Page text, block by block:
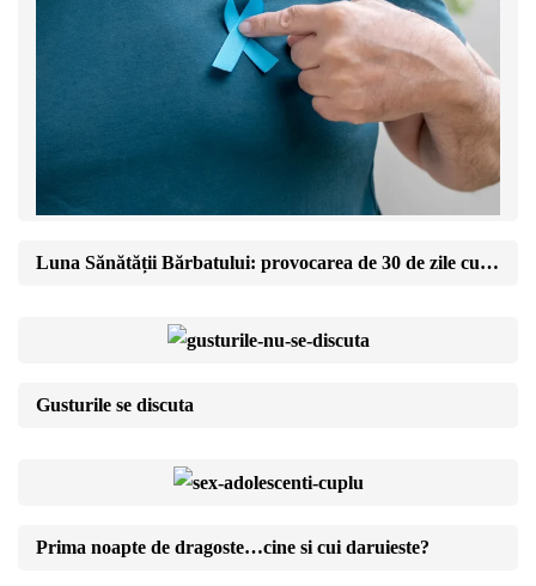
Luna Sănătății Bărbatului: provocarea de 30 de zile cu care îți schimbi anul
Gusturile se discuta
Prima noapte de dragoste…cine si cui daruieste?